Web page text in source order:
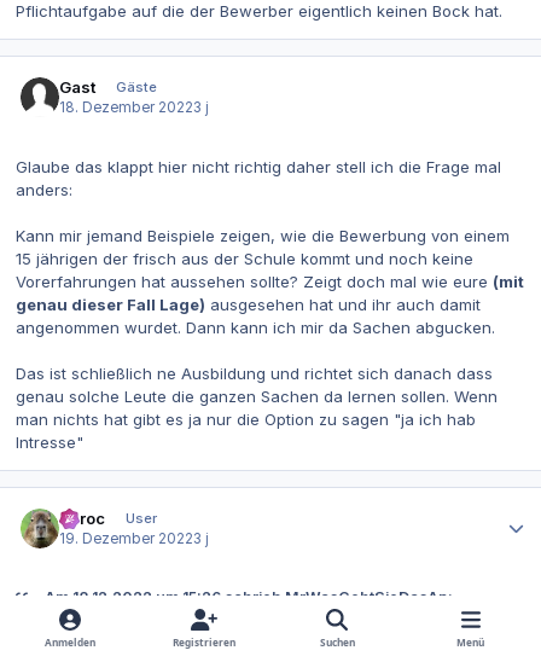
Pflichtaufgabe auf die der Bewerber eigentlich keinen Bock hat.
Gast
Gäste
18. Dezember 20223 j
Glaube das klappt hier nicht richtig daher stell ich die Frage mal
anders:
Kann mir jemand Beispiele zeigen, wie die Bewerbung von einem
15 jährigen der frisch aus der Schule kommt und noch keine
Vorerfahrungen hat aussehen sollte? Zeigt doch mal wie eure (mit
genau dieser Fall Lage) ausgesehen hat und ihr auch damit
angenommen wurdet. Dann kann ich mir da Sachen abgucken.
Das ist schließlich ne Ausbildung und richtet sich danach dass
genau solche Leute die ganzen Sachen da lernen sollen. Wenn
man nichts hat gibt es ja nur die Option zu sagen "ja ich hab
Intresse"
Zaroc
User
19. Dezember 20223 j
Am 18.12.2022 um 15:26 schrieb MrWasGehtSieDasAn:
Kann mir jemand Beispiele zeigen, wie die Bewerbung von einem
Anmelden Registrieren Suchen Menü